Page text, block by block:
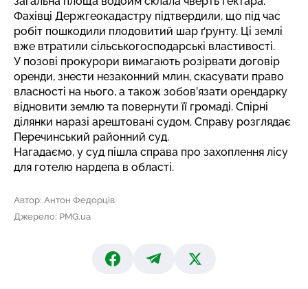
Фахівці Держгеокадастру підтвердили, що під час
робіт пошкодили плодовитий шар ґрунту. Ці землі
вже втратили сільськогосподарські властивості.
У позові прокурори вимагають розірвати договір
оренди, знести незаконний млин, скасувати право
власності на нього, а також зобов’язати орендарку
відновити землю та повернути її громаді. Спірні
ділянки наразі арештовані судом. Справу розглядає
Перечинський районний суд.
Нагадаємо, у суд пішла справа про захоплення лісу
для готелю нардепа в області.
Автор: Антон Федорців
Джерело: PMG.ua